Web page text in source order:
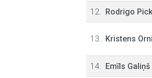
12. Rodrigo
13. Kristens
14. Emīls Galiņš